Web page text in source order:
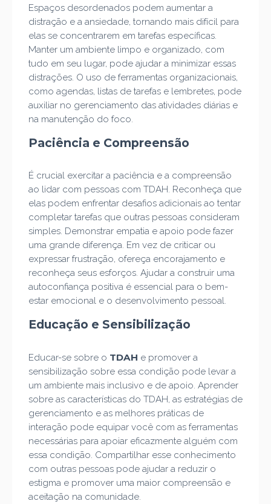
Espaços desordenados podem aumentar a
distração e a ansiedade, tornando mais difícil para
elas se concentrarem em tarefas específicas.
Manter um ambiente limpo e organizado, com
tudo em seu lugar, pode ajudar a minimizar essas
distrações. O uso de ferramentas organizacionais,
como agendas, listas de tarefas e lembretes, pode
auxiliar no gerenciamento das atividades diárias e
na manutenção do foco.
Paciência e Compreensão
É crucial exercitar a paciência e a compreensão
ao lidar com pessoas com TDAH. Reconheça que
elas podem enfrentar desafios adicionais ao tentar
completar tarefas que outras pessoas consideram
simples. Demonstrar empatia e apoio pode fazer
uma grande diferença. Em vez de criticar ou
expressar frustração, ofereça encorajamento e
reconheça seus esforços. Ajudar a construir uma
autoconfiança positiva é essencial para o bem-
estar emocional e o desenvolvimento pessoal.
Educação e Sensibilização
Educar-se sobre o TDAH e promover a
sensibilização sobre essa condição pode levar a
um ambiente mais inclusivo e de apoio. Aprender
sobre as características do TDAH, as estratégias de
gerenciamento e as melhores práticas de
interação pode equipar você com as ferramentas
necessárias para apoiar eficazmente alguém com
essa condição. Compartilhar esse conhecimento
com outras pessoas pode ajudar a reduzir o
estigma e promover uma maior compreensão e
aceitação na comunidade.